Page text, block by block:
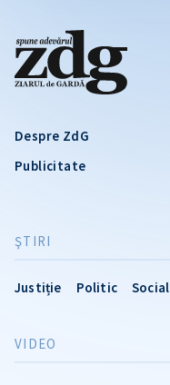
Despre ZdG
Publicitate
ŞTIRI
Justiție Politic Social
VIDEO